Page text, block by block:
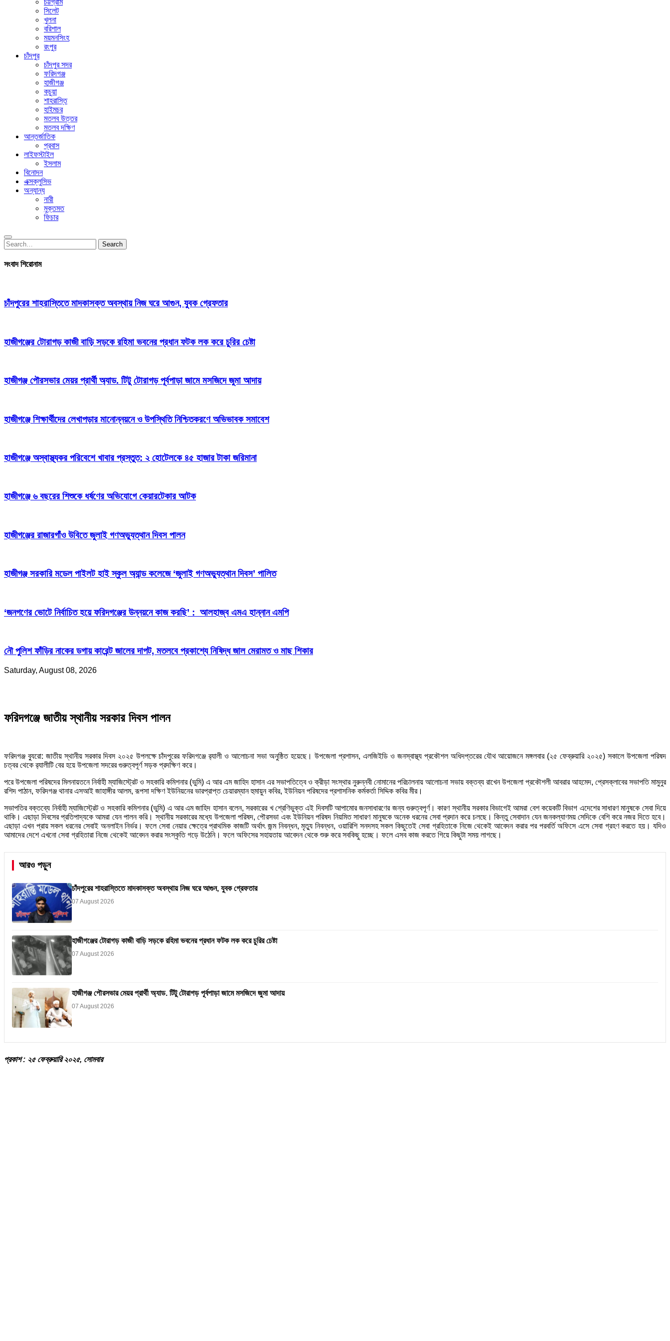
চট্টগ্রাম
সিলেট
খুলনা
বরিশাল
ময়মনসিংহ
রংপুর
চাঁদপুর
চাঁদপুর সদর
ফরিদগঞ্জ
হাজীগঞ্জ
কচুয়া
শাহরাস্তি
হাইমচর
মতলব উত্তর
মতলব দক্ষিণ
আন্তর্জাতিক
প্রবাস
লাইফস্টাইল
ইসলাম
বিনোদন
এক্সক্লুসিভ
অন্যান্য
নারী
মুক্তমত
ফিচার
Search
for:
Search
সংবাদ শিরোনাম
চাঁদপুরের শাহরাস্তিতে মাদকাসক্ত অবস্থায় নিজ ঘরে আগুন, যুবক গ্রেফতার
হাজীগঞ্জের টোরাগড় কাজী বাড়ি সড়কে রহিমা ভবনের প্রধান ফটক লক করে চুরির চেষ্টা
হাজীগঞ্জ পৌরসভার মেয়র প্রার্থী অ্যাড. টিটু টোরাগড় পূর্বপাড়া জামে মসজিদে জুমা আদায়
হাজীগঞ্জে শিক্ষার্থীদের লেখাপড়ার মানোন্নয়নে ও উপস্থিতি নিশ্চিতকরণে অভিভাবক সমাবেশ
হাজীগঞ্জে অস্বাস্থ্যকর পরিবেশে খাবার প্রস্তুত: ২ হোটেলকে ৪৫ হাজার টাকা জরিমানা
হাজীগঞ্জে ৬ বছরের শিশুকে ধর্ষণের অভিযোগে কেয়ারটেকার আটক
হাজীগঞ্জের রাজারগাঁও উবিতে জুলাই গণঅভ্যুত্থান দিবস পালন
হাজীগঞ্জ সরকারি মডেল পাইলট হাই স্কুল অ্যান্ড কলেজে ‘জুলাই গণঅভ্যুত্থান দিবস’ পালিত
‘জনগণের ভোটে নির্বাচিত হয়ে ফরিদগঞ্জের উন্নয়নে কাজ করছি’ : আলহাজ্ব এমএ হান্নান এমপি
নৌ পুলিশ ফাঁড়ির নাকের ডগায় কারেন্ট জালের দাপট, মতলবে প্রকাশ্যে নিষিদ্ধ জাল মেরামত ও মাছ শিকার
Saturday, August 08, 2026
ফরিদগঞ্জে জাতীয় স্থানীয় সরকার দিবস পালন
ফরিদগঞ্জ ব্যুরো: জাতীয় স্থানীয় সরকার দিবস ২০২৫ উপলক্ষে চাঁদপুরের ফরিদগঞ্জে র‌্যালী ও আলোচনা সভা অনুষ্ঠিত হয়েছে। উপজেলা প্রশাসন, এলজিইডি ও জনস্বাস্থ্য প্রকৌশল অধিদপ্তরের যৌথ আয়োজনে মঙ্গলবার (২৫ ফেব্রুয়ারি ২০২৫) সকালে উপজেলা পরিষদ
চত্বর থেকে র‌্যালীটি বের হয়ে উপজেলা সদরের গুরুত্বপূর্ণ সড়ক প্রদক্ষিণ করে।
পরে উপজেলা পরিষদের মিলনায়তনে নির্বাহী ম্যাজিস্ট্রেট ও সহকারি কমিশনার (ভুমি) এ আর এম জাহিদ হাসান এর সভাপতিত্বে ও ক্রীড়া সংস্থার নুরুন্নবী নোমানের পরিচালনায় আলোচনা সভায় বক্তব্য রাখেন উপজেলা প্রকৌশলী আবরার আহমেদ, প্রেসক্লাবের সভাপতি মামুনুর
রশিদ পাঠান, ফরিদগঞ্জ থানার এসআই জাহাঙ্গীর আলম, রূপসা দক্ষিণ ইউনিয়নের ভারপ্রাপ্ত চেয়ারম্যান হুমায়ুন কবির, ইউনিয়ন পরিষদের প্রশাসনিক কর্মকর্তা সিদ্দিক কবির মীর।
সভাপতির বক্তব্যে নির্বাহী ম্যাজিস্ট্রেট ও সহকারি কমিশনার (ভুমি) এ আর এম জাহিদ হাসান বলেন, সরকারের খ শ্রেণিভুক্ত এই দিবসটি আপামোর জনসাধারণের জন্য গুরুত্বপূর্ণ। কারণ স্থানীয় সরকার বিভাগেই আমরা বেশ কয়েকটি বিভাগ এদেশের সাধারণ মানুষকে সেবা দিয়ে
থাকি। এছাড়া দিবসের প্রতিপাদ্যকে আমরা যেন পালন করি। স্থানীয় সরকারের মধ্যে উপজেলা পরিষদ, পৌরসভা এবং ইউনিয়ন পরিষদ নিয়মিত সাধারণ মানুষকে অনেক ধরনের সেবা প্রদান করে চলছে। কিন্তু সেবাদান যেন জনকল্যাণময় সেদিকে বেশি করে নজর দিতে হবে।
এছাড়া এখন প্রায় সকল ধরনের সেবাই অনলাইন নির্ভর। ফলে সেবা নেয়ার ক্ষেত্রে প্রাথমিক কাজটি অর্থাৎ জন্ম নিবন্ধন, মৃত্যু নিবন্ধন, ওয়ারিশি সনদসহ সকল কিছুতেই সেবা গ্রহিতাকে নিজে থেকেই আবেদন করার পর পরবর্তি অফিসে এসে সেবা গ্রহণ করতে হয়। যদিও
আমাদের দেশে এখনো সেবা গ্রহিতারা নিজে থেকেই আবেদন করার সংস্কৃতি গড়ে উঠেনি। ফলে অফিসের সহায়তায় আবেদন থেকে শুরু করে সবকিছু হচ্ছে। ফলে এসব কাজ করতে গিয়ে কিছুটা সময় লাগছে।
আরও পড়ুন
চাঁদপুরের শাহরাস্তিতে মাদকাসক্ত অবস্থায় নিজ ঘরে আগুন, যুবক গ্রেফতার
07 August 2026
হাজীগঞ্জের টোরাগড় কাজী বাড়ি সড়কে রহিমা ভবনের প্রধান ফটক লক করে চুরির চেষ্টা
07 August 2026
হাজীগঞ্জ পৌরসভার মেয়র প্রার্থী অ্যাড. টিটু টোরাগড় পূর্বপাড়া জামে মসজিদে জুমা আদায়
07 August 2026
প্রকাশ : ২৫ ফেব্রুয়ারি ২০২৫, সোমবার